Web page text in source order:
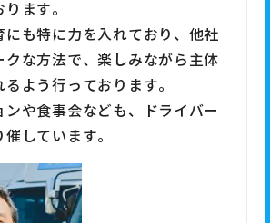
ます。
にも特に力を入れており、他社
クな方法で、楽しみながら主体
よう行っております。
ンや食事会なども、ドライバー
しています。